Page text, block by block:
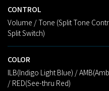
CONTROL
Volume / Tone (Split Tone
Split Switch)
COLOR
ILB(Indigo Light Blue) /
/ RED(See-thru Red)